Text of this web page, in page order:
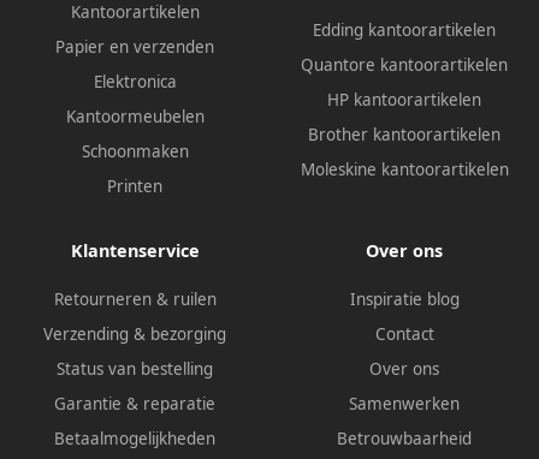
Kantoorartikelen
Papier en verzenden
Elektronica
Kantoormeubelen
Schoonmaken
Printen
Edding kantoorartikelen
Quantore kantoorartikelen
HP kantoorartikelen
Brother kantoorartikelen
Moleskine kantoorartikelen
Klantenservice
Retourneren & ruilen
Verzending & bezorging
Status van bestelling
Garantie & reparatie
Betaalmogelijkheden
Over ons
Inspiratie blog
Contact
Over ons
Samenwerken
Betrouwbaarheid